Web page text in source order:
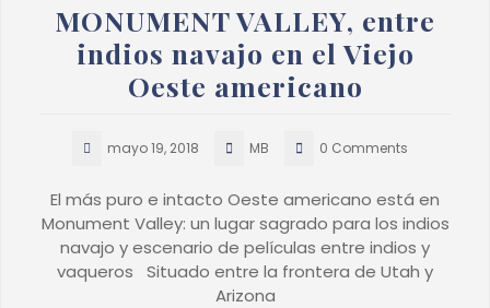
MONUMENT VALLEY, entre
indios navajo en el Viejo
Oeste americano
mayo 19, 2018 MB 0 Comments
El más puro e intacto Oeste americano está en
Monument Valley: un lugar sagrado para los indios
navajo y escenario de películas entre indios y
vaqueros Situado entre la frontera de Utah y
Arizona